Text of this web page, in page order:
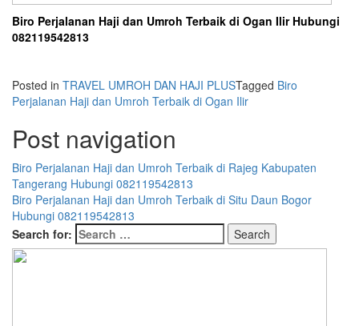
Biro Perjalanan Haji dan Umroh Terbaik di Ogan Ilir Hubungi
082119542813
Posted in TRAVEL UMROH DAN HAJI PLUSTagged Biro
Perjalanan Haji dan Umroh Terbaik di Ogan Ilir
Post navigation
Biro Perjalanan Haji dan Umroh Terbaik di Rajeg Kabupaten
Tangerang Hubungi 082119542813
Biro Perjalanan Haji dan Umroh Terbaik di Situ Daun Bogor
Hubungi 082119542813
Search for: